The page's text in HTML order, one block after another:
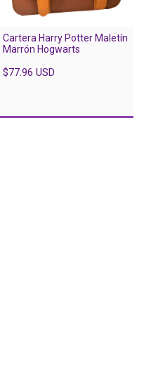
Cartera Harry Potter Maletín
Marrón Hogwarts
$77.96 USD